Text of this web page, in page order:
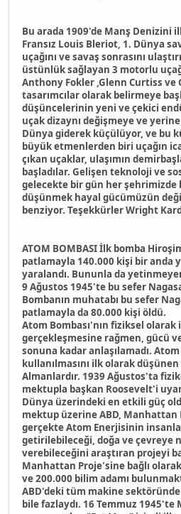
Bu arada 1909'de Manş Denizini
Fransız Louis Bleriot, 1. Dünya
uçağını ve savaş sonrasını
üstünlük sağlayan 3 motorlu
Anthony Fokler ,Glenn Curtiss
tasarımcılar olarak belirmeye
düşüncelerinin yeni ve çekici
uçak dizaynı değişmeye ve
Dünya giderek küçülüyor, ve bu
büyük etmenlerden biri uçağın
çıkan uçaklar, ulaşımın
başladılar. Gelişen teknoloji ve
gelecekte bir gün her şehrimizde
düşünmek hayal gücümüzün
benziyor. Teşekkürler Wright
ATOM BOMBASI İlk bomba
patlamayla 140.000 kişi bir anda
yaralandı. Bununla da
9 Ağustos 1945'te bu sefer
Bombanın muhatabı bu sefer
patlamayla da 80.000 kişi öldü.
Atom Bombası'nın fiziksel olarak
gerçekleşmesine rağmen, gücü
sonuna kadar anlaşılamadı.
kullanılmasını ilk olarak
Almanlardır. 1939 Ağustos'ta
mektupla başkan Roosevelt'i
Dünya üzerindeki en etkili güç
mektup üzerine ABD,
gerçekte Atom Enerjisinin
getirilebileceği, doğa ve çevreye
verebileceğini araştıran projeyi
Manhattan Proje'sine bağlı
ve 200.000 bilim adamı
ABD'deki tüm makine sektöründe
bile fazlaydı. 16 Temmuz